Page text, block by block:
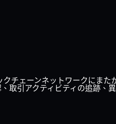
チェーンネットワークにま
引アクティビティの追跡、